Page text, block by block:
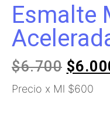
Esmalte
$6.700 $
Precio x Ml $600